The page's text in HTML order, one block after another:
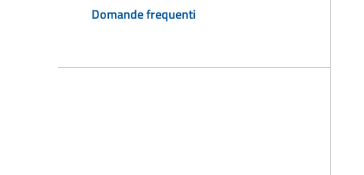
Domande frequenti